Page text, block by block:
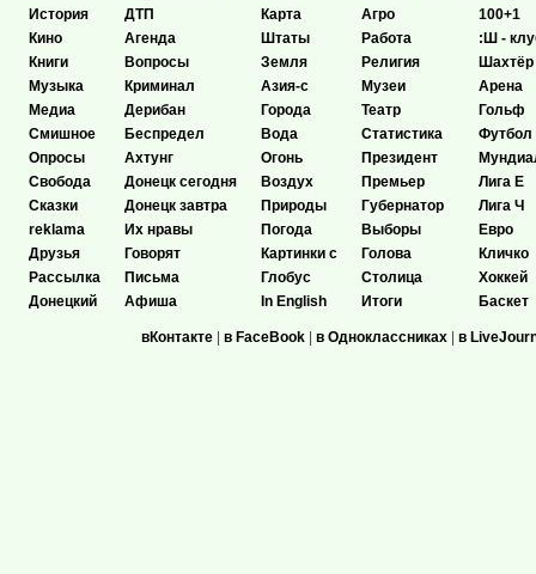
История
Кино
Книги
Музыка
Медиа
Смишное
Опросы
Свобода
Сказки
reklama
Друзья
Рассылка
Донецкий
ДТП
Агенда
Вопросы
Криминал
Дерибан
Беспредел
Ахтунг
Донецк сегодня
Донецк завтра
Их нравы
Говорят
Письма
Афиша
Карта
Штаты
Земля
Азия-с
Города
Вода
Огонь
Воздух
Природы
Погода
Картинки с
Глобус
In English
Агро
Работа
Религия
Музеи
Театр
Статистика
Президент
Премьер
Губернатор
Выборы
Голова
Столица
Итоги
100+1
:Ш -
Шахтёр
Арена
Гольф
Футбол
Лига Е
Лига Ч
Евро
Кличко
Хоккей
Баскет
вКонтакте в FaceBook в Одноклассниках в